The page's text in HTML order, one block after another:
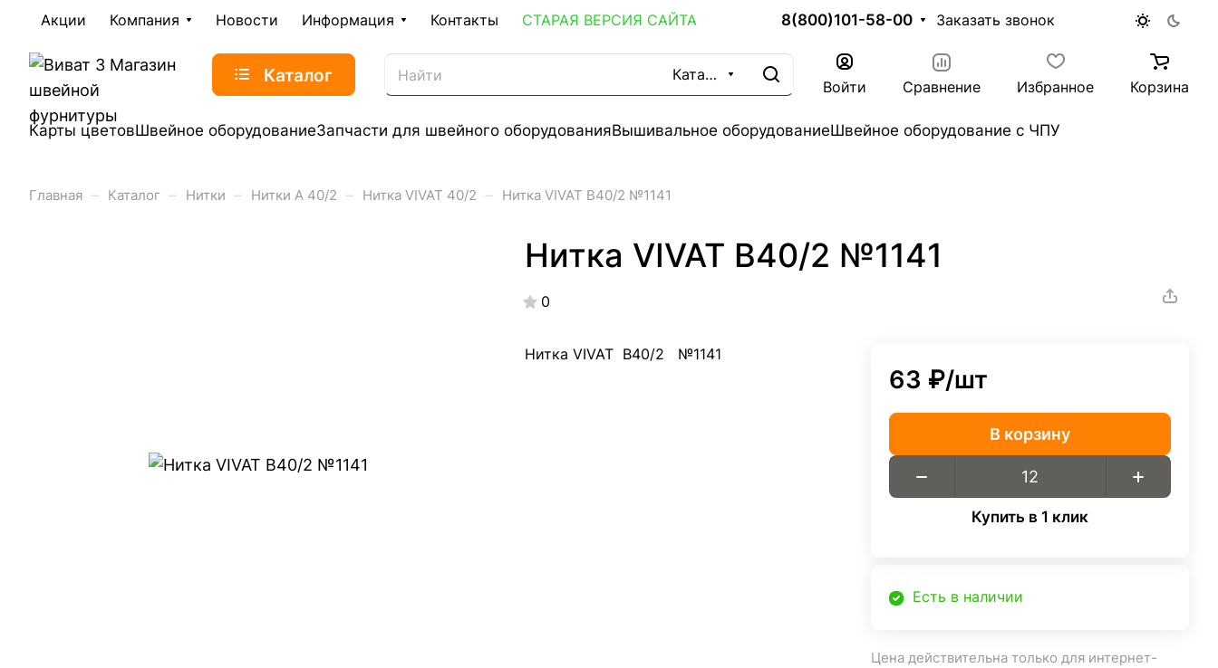
Акции Компания Новости Информация Контакты СТАРАЯ ВЕРСИЯ САЙТА 8(800)101-58-00 Заказать звонок
Каталог Каталог
Войти Сравнение Избранное Корзина
Карты цветовШвейное оборудованиеЗапчасти для швейного оборудованияВышивальное оборудованиеШвейное оборудование с ЧПУ
Главная – Каталог – Нитки – Нитки А 40/2 – Нитка VIVAT 40/2 – Нитка VIVAT В40/2 №1141
Нитка VIVAT В40/2 №1141
0
Нитка VIVAT В40/2 №1141
63 ₽/шт
В корзину
Купить в 1 клик
Есть в наличии
Цена действительна только для интернет-